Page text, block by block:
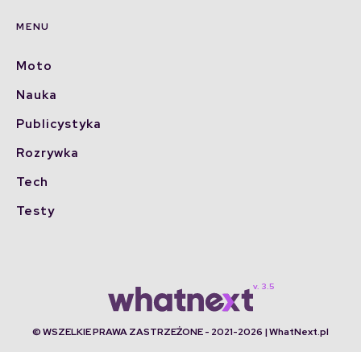
MENU
Moto
Nauka
Publicystyka
Rozrywka
Tech
Testy
© WSZELKIE PRAWA ZASTRZEŻONE - 2021-2026 | WhatNext.pl